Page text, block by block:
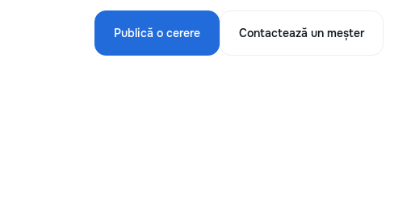
Publică o cerere Contactează un meșter